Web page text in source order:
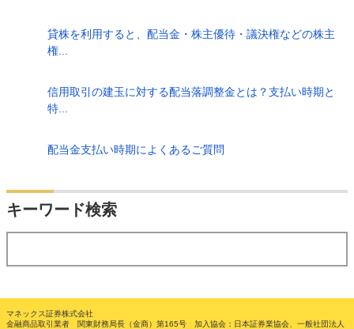
貸株を利用すると、配当金・株主優待・議決権などの株主
権...
信用取引の建玉に対する配当落調整金とは？支払い時期と
特...
配当金支払い時期によくあるご質問
キーワード検索
マネックス証券株式会社
金融商品取引業者 関東財務局長（金商）第165号 加入協会：日本証券業協会、一般社団法人